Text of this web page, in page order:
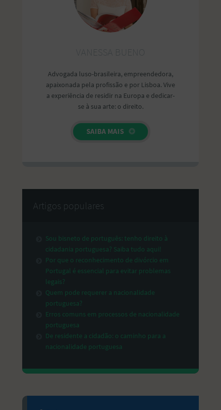
Advogada luso-brasileira, empreendedora,
apaixonada pela profissão e por Lisboa. Vive
a experiência de residir na Europa e dedicar-
se à sua arte: o direito.
SAIBA MAIS
Artigos populares
Sou bisneto de português: tenho direito à
cidadania portuguesa? Saiba tudo aqui!
Por que o reconhecimento de divórcio em
Portugal é essencial para evitar problemas
legais?
Quem pode requerer a nacionalidade
portuguesa?
Erros comuns em processos de nacionalidade
portuguesa
De residente a cidadão: o caminho para a
nacionalidade portuguesa